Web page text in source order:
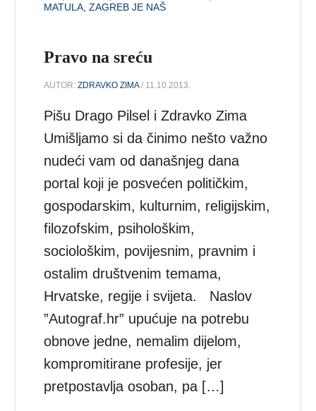
MATULA ,ZAGREB JE NAŠ
Pravo na sreću
AUTOR:ZDRAVKO ZIMA/ 11.10.2013.
Pišu Drago Pilsel i Zdravko Zima
Umišljamo si da činimo nešto važno
nudeći vam od današnjeg dana
portal koji je posvećen političkim,
gospodarskim, kulturnim, religijskim,
filozofskim, psihološkim,
sociološkim, povijesnim, pravnim i
ostalim društvenim temama,
Hrvatske, regije i svijeta. Naslov
”Autograf.hr” upućuje na potrebu
obnove jedne, nemalim dijelom,
kompromitirane profesije, jer
pretpostavlja osoban, pa […]